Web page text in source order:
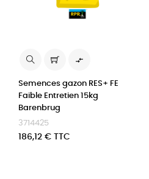

Semences gazon RES+ FE
Faible Entretien 15kg
Barenbrug
3714425
Prix
186,12 € TTC